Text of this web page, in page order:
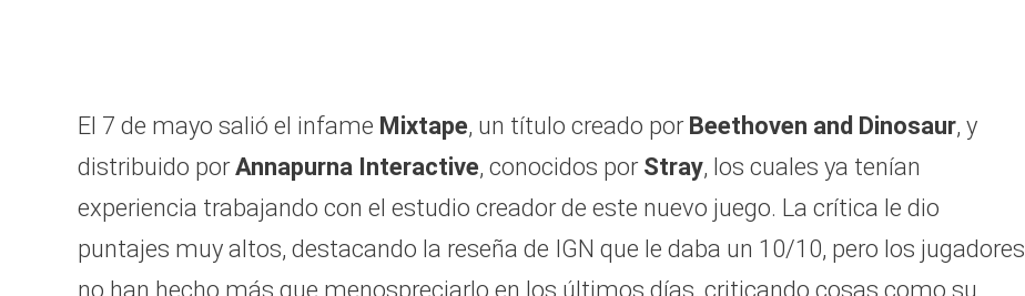
El 7 de mayo salió el infame Mixtape, un título creado por Beethoven and Dinosaur, y
distribuido porAnnapurna Interactive, conocidos por Stray, los cuales ya tenían
experiencia trabajando con el estudio creador de este nuevo juego. La crítica le dio
puntajes muy altos, destacando la reseña de IGN que le daba un 10/10, pero los jugadores
no han hecho más que menospreciarlo en los últimos días, criticando cosas como su